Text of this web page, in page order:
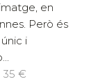
en
Però és
i
35 €